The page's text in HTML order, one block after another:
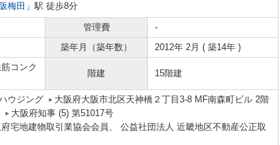
梅田 」駅 徒歩8分
管理費
-
築年月（築年数） 2012年 2月 ( 築14年 )
コンク
階建 15階建
ウジング
大阪府大阪市北区天神橋２丁目3-8 MF南森町ビル 2階
大阪府知事 (5) 第51017号
宅地建物取引業協会会員、 公益社団法人 近畿地区不動産公正取